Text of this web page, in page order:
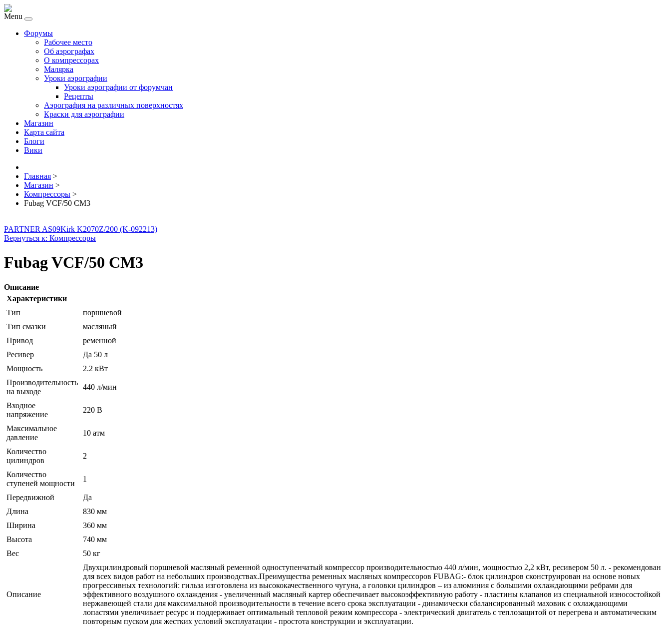
Menu
Форумы
Рабочее место
Об аэрографах
О компрессорах
Малярка
Уроки аэрографии
Уроки аэрографии от форумчан
Рецепты
Аэрография на различных поверхностях
Краски для аэрографии
Магазин
Карта сайта
Блоги
Вики
Главная >
Магазин >
Компрессоры >
Fubag VCF/50 CM3
PARTNER AS09Kirk K2070Z/200 (K-092213)
Вернуться к: Компрессоры
Fubag VCF/50 CM3
Описание
Характеристики
Тип
поршневой
Тип смазки
масляный
Привод
ременной
Ресивер
Да 50 л
Мощность
2.2 кВт
Производительность
на выходе
440 л/мин
Входное
напряжение
220 В
Максимальное
давление
10 атм
Количество
цилиндров
2
Количество
ступеней мощности
1
Передвижной
Да
Длина
830 мм
Ширина
360 мм
Высота
740 мм
Вес
50 кг
Описание
Двухцилиндровый поршневой масляный ременной одноступенчатый компрессор производительностью 440 л/мин, мощностью 2,2 кВт, ресивером 50 л. - рекомендован
для всех видов работ на небольших производствах.Преимущества ременных масляных компрессоров FUBAG:- блок цилиндров сконструирован на основе новых
прогрессивных технологий: гильза изготовлена из высококачественного чугуна, а головки цилиндров – из алюминия с большими охлаждающими ребрами для
эффективного воздушного охлаждения - увеличенный масляный картер обеспечивает высокоэффективную работу - пластины клапанов из специальной износостойкой
нержавеющей стали для максимальной производительности в течение всего срока эксплуатации - динамически сбалансированный маховик с охлаждающими
лопастями увеличивает ресурс и поддерживает оптимальный тепловой режим компрессора - электрический двигатель с теплозащитой от перегрева и автоматическим
повторным пуском для жестких условий эксплуатации - простота конструкции и эксплуатации.